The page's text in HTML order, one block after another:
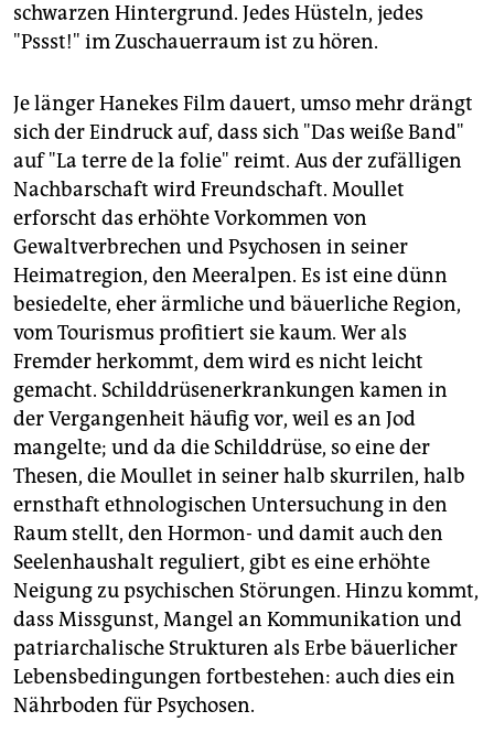
schwarzen Hintergrund. Jedes Hüsteln, jedes
"Pssst!" im Zuschauerraum ist zu hören.
Je länger Hanekes Film dauert, umso mehr drängt
sich der Eindruck auf, dass sich "Das weiße Band"
auf "La terre de la folie" reimt. Aus der zufälligen
Nachbarschaft wird Freundschaft. Moullet
erforscht das erhöhte Vorkommen von
Gewaltverbrechen und Psychosen in seiner
Heimatregion, den Meeralpen. Es ist eine dünn
besiedelte, eher ärmliche und bäuerliche Region,
vom Tourismus profitiert sie kaum. Wer als
Fremder herkommt, dem wird es nicht leicht
gemacht. Schilddrüsenerkrankungen kamen in
der Vergangenheit häufig vor, weil es an Jod
mangelte; und da die Schilddrüse, so eine der
Thesen, die Moullet in seiner halb skurrilen, halb
ernsthaft ethnologischen Untersuchung in den
Raum stellt, den Hormon- und damit auch den
Seelenhaushalt reguliert, gibt es eine erhöhte
Neigung zu psychischen Störungen. Hinzu kommt,
dass Missgunst, Mangel an Kommunikation und
patriarchalische Strukturen als Erbe bäuerlicher
Lebensbedingungen fortbestehen: auch dies ein
Nährboden für Psychosen.